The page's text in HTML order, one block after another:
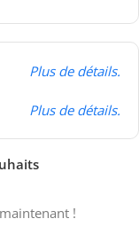
Plus de détails.
Plus de détails.
!